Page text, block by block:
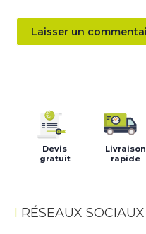
Devis
gratuit
Livraison
rapide
RÉSEAUX SOCIAUX